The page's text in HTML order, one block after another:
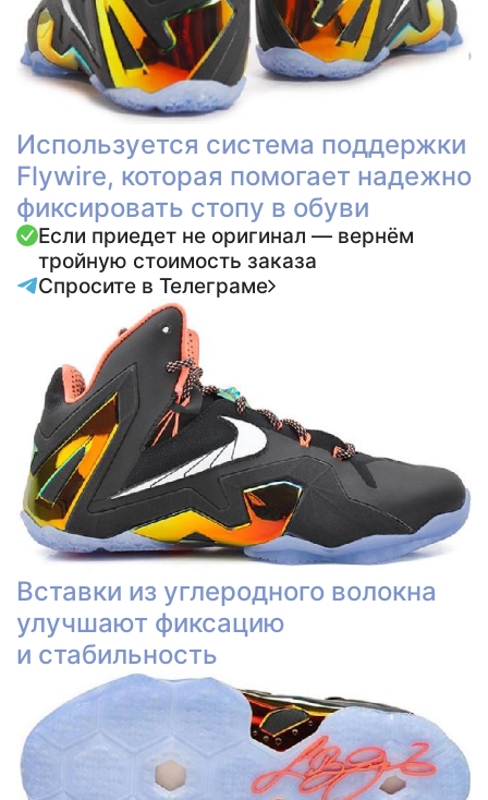
Используется система поддержки
Flywire, которая помогает надежно
фиксировать стопу в обуви
Если приедет не оригинал — вернём
тройную стоимость заказа
Спросите в Телеграме
Вставки из углеродного волокна
улучшают фиксацию
и стабильность